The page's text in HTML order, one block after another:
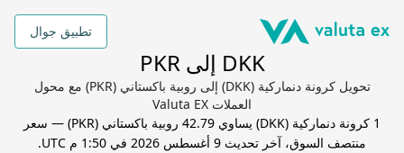
تطبيق جوال
DKK إلى PKR
تحويل كرونة دنماركية (DKK) إلى روبية باكستاني (PKR) مع محول
العملات Valuta EX
1 كرونة دنماركية (
DKK) يساوي 42.79 روبية باكستاني (
PKR) — سعر
منتصف السوق، آخر تحديث 9 أغسطس 2026 في 1:50 م UTC .